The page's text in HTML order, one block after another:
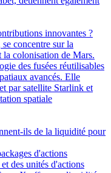
innovantes ?
concentre sur la
la colonisation de Mars.
des fusées réutilisables
avancés. Elle
par satellite Starlink et
spatiale
ils de la liquidité pour
d'actions
des unités d'actions